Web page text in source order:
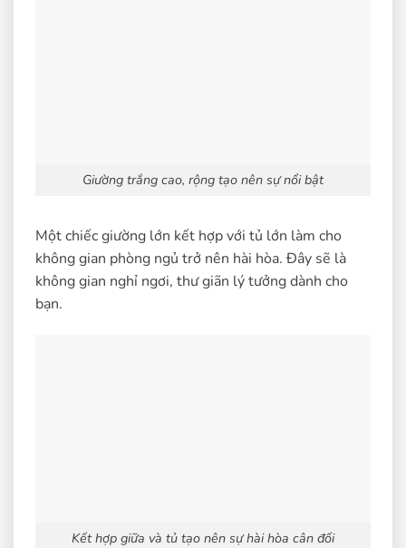
Giường trắng cao, rộng tạo nên sự nổi bật
Một chiếc giường lớn kết hợp với tủ lớn làm cho
không gian phòng ngủ trở nên hài hòa. Đây sẽ là
không gian nghỉ ngơi, thư giãn lý tưởng dành cho
bạn.
Kết hợp giữa và tủ tạo nên sự hài hòa cân đối